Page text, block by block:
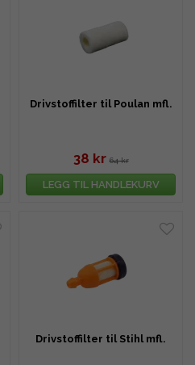
Drivstoffilter til Poulan mfl.
38 kr 64 kr
LEGG TIL HANDLEKURV
Drivstoffilter til Stihl mfl.